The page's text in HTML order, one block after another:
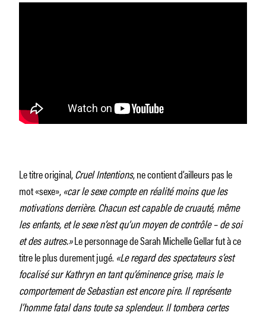
Le titre original,Cruel Intentions, ne contient d’ailleurs pas le
mot «sexe»,«car le sexe compte en réalité moins que les
motivations derrière. Chacun est capable de cruauté, même
les enfants, et le sexe n’est qu’un moyen de contrôle – de soi
et des autres.»Le personnage de Sarah Michelle Gellar fut à ce
titre le plus durement jugé. «Le regard des spectateurs s’est
focalisé sur Kathryn en tant qu’éminence grise, mais le
comportement de Sebastian est encore pire. Il représente
l’homme fatal dans toute sa splendeur. Il tombera certes